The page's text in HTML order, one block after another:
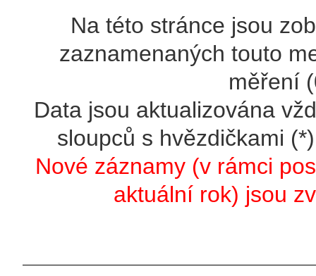
Na této stránce jsou
zaznamenaných touto
měření (
Data jsou aktualizována
sloupců s hvězdičkami
Nové záznamy (v rámci
aktuální rok) jsou